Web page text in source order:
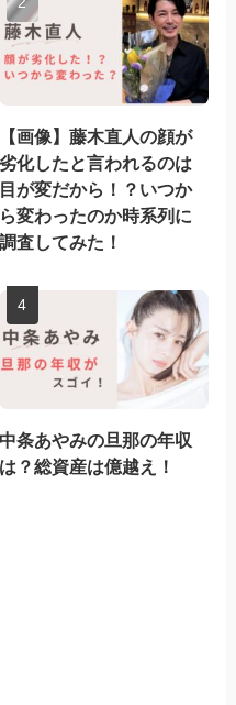
【画像】藤木直人の顔が
劣化したと言われるのは
目が変だから！？いつか
ら変わったのか時系列に
調査してみた！
中条あやみの旦那の年収
は？総資産は億越え！